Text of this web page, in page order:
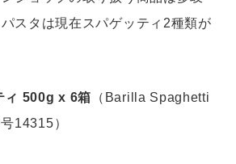
スタは現在スパゲッティ2種類が
ィ 500g x 6箱 （Barilla Spaghetti
14315）